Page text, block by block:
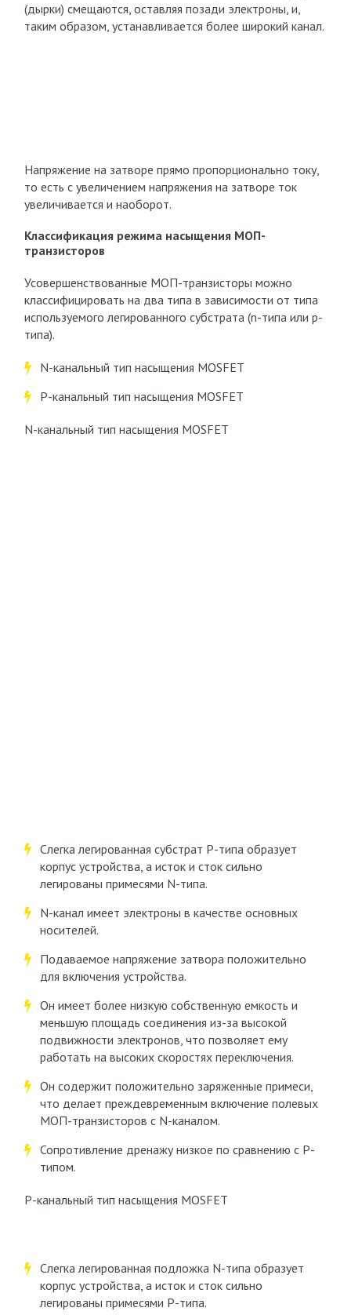
(дырки) смещаются, оставляя позади электроны, и,
таким образом, устанавливается более широкий канал.
Напряжение на затворе прямо пропорционально току,
то есть с увеличением напряжения на затворе ток
увеличивается и наоборот.
Классификация режима насыщения МОП-
транзисторов
Усовершенствованные МОП-транзисторы можно
классифицировать на два типа в зависимости от типа
используемого легированного субстрата (n-типа или p-
типа).
N-канальный тип насыщения MOSFET
P-канальный тип насыщения MOSFET
N-канальный тип насыщения MOSFET
Слегка легированная субстрат P-типа образует
корпус устройства, а исток и сток сильно
легированы примесями N-типа.
N-канал имеет электроны в качестве основных
носителей.
Подаваемое напряжение затвора положительно
для включения устройства.
Он имеет более низкую собственную емкость и
меньшую площадь соединения из-за высокой
подвижности электронов, что позволяет ему
работать на высоких скоростях переключения.
Он содержит положительно заряженные примеси,
что делает преждевременным включение полевых
МОП-транзисторов с N-каналом.
Сопротивление дренажу низкое по сравнению с P-
типом.
P-канальный тип насыщения MOSFET
Слегка легированная подложка N-типа образует
корпус устройства, а исток и сток сильно
легированы примесями P-типа.